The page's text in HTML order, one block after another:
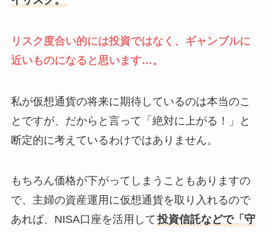
リスク度合い的には投資ではなく、ギャンブルに
近いものになると思います…。
私が仮想通貨の将来に期待しているのは本当のこ
とですが、だからと言って「絶対に上がる！」と
断定的に考えているわけではありません。
もちろん価格が下がってしまうこともありますの
で、主婦の資産運用に仮想通貨を取り入れるので
あれば、NISA口座を活用して 投資信託などで「守